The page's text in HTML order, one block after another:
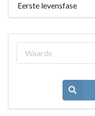
Eerste levensfase